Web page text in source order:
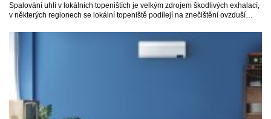
Spalování uhlí v lokálních topeništích je velkým zdrojem škodlivých exhalací,
v některých regionech se lokální topeniště podílejí na znečištění ovzduší…